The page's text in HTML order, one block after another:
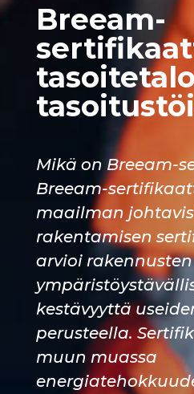
Breeam-
Mikä on Breeam-
Breeam-
maailman
rakentamisen
arvioi rakennusten
kestävyyttä
perusteella.
muun muassa